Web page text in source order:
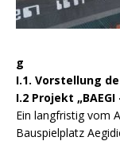
g
I.1. Vorstellung
I.2 Projekt
Ein langfristig vom
Bauspielplatz